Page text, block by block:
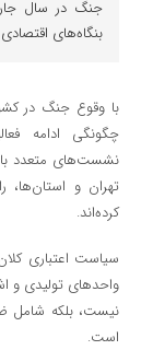
جنگ در سال
بنگاه‌های
با وقوع جنگ در
چگونگی ادامه
نشست‌های متعدد با
تهران و استان‌ها،
کرده‌اند.
سیاست اعتباری
واحدهای تولیدی و
نیست، بلکه شامل
است.